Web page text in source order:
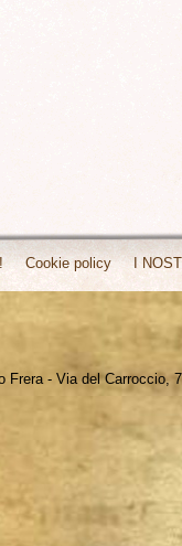
Cookie policy I
- Via del